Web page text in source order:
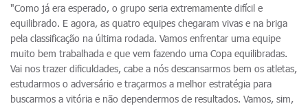
"Como já era esperado, o grupo seria extremamente difícil e
equilibrado. E agora, as quatro equipes chegaram vivas e na briga
pela classificação na última rodada. Vamos enfrentar uma equipe
muito bem trabalhada e que vem fazendo uma Copa equilibradas.
Vai nos trazer dificuldades, cabe a nós descansarmos bem os atletas,
estudarmos o adversário e traçarmos a melhor estratégia para
buscarmos a vitória e não dependermos de resultados. Vamos, sim,